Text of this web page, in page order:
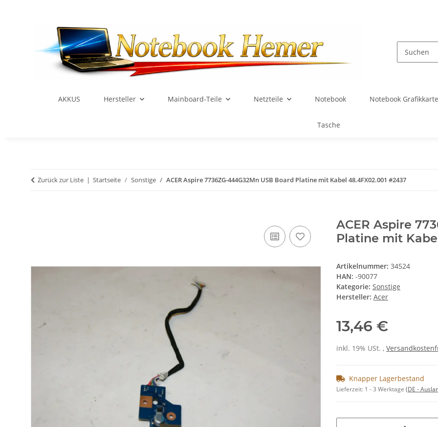
AKKUS Hersteller Mainboard-Teile Netzteile Notebook Notebook
Tasche
Zurück zur Liste Startseite Sonstige ACER Aspire 7736ZG-444G32Mn USB Board Platine mit Kabel 48.4FX02.001 #2437
ACER Aspire
Platine mit
Artikelnummer: 34524
HAN: -90077
Kategorie: Sonstige
Hersteller: Acer
13,46 €
inkl. 19% USt. ,
Knapper Lagerbestand
Lieferzeit: 1 - 3 Werktage (DE -